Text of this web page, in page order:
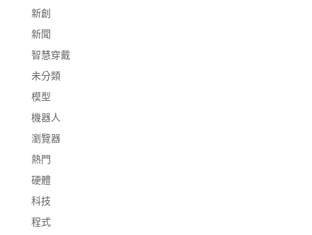
新創
新聞
智慧穿戴
未分類
模型
機器人
瀏覽器
熱門
硬體
科技
程式